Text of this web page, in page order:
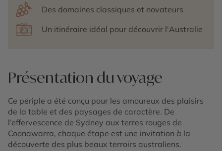
Des domaines classiques et novateurs
Un itinéraire idéal pour découvrir l'Australie
Présentation du voyage
Ce périple a été conçu pour les amoureux des plaisirs
de la table et des paysages de caractère. De
l’effervescence de Sydney aux terres rouges de
Coonawarra, chaque étape est une invitation à la
découverte des plus beaux terroirs australiens.